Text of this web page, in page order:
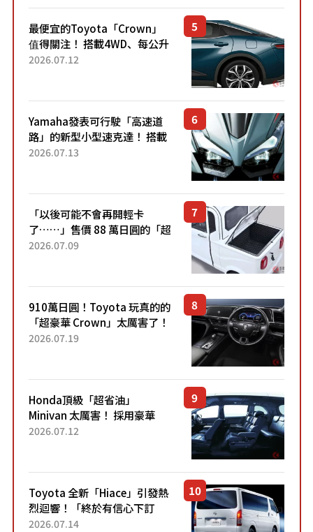
最便宜的Toyota「Crown」
值得關注！ 搭載4WD、每公升
22.4公里低油耗表現超亮眼！
2026.07.12
Yamaha發表可行駛「高速道
路」的新型小型速克達！ 搭載
能享受超強勁「渦輪感」的動
2026.07.13
「以後可能不會再開輕卡
了……」售價 88 萬日圓的「超
迷你輕型貨車」引發兩極評
了！...
2026.07.09
910萬日圓！Toyota 玩真的的
「超豪華 Crown」太厲害了！
採用由「匠人技藝」打造的
2026.07.19
Honda頂級「超省油」
Minivan 太厲害！ 採用豪華
「真皮座椅」與專屬「黑色內
「三...
2026.07.12
Toyota 全新「Hiace」引發熱
烈迴響！「終於有信心下訂
了！」「哪個等級交車最
2026.07.14